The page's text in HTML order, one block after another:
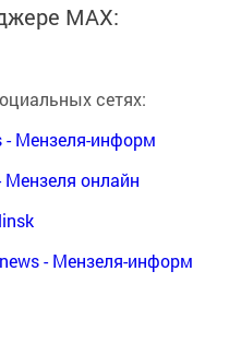
MАХ:
сетях:
- Мензеля-информ
онлайн
- Мензеля-информ